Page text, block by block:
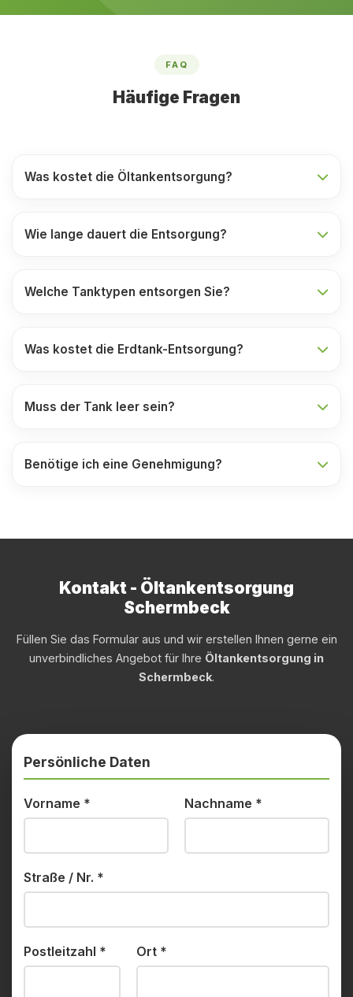
FAQ
Häufige Fragen
Was kostet die Öltankentsorgung?
Wie lange dauert die Entsorgung?
Welche Tanktypen entsorgen Sie?
Was kostet die Erdtank-Entsorgung?
Muss der Tank leer sein?
Benötige ich eine Genehmigung?
Kontakt - Öltankentsorgung
Schermbeck
Füllen Sie das Formular aus und wir erstellen Ihnen gerne ein
unverbindliches Angebot für Ihre Öltankentsorgung in
Schermbeck.
Persönliche Daten
Vorname * Nachname *
Straße / Nr. *
Postleitzahl * Ort *